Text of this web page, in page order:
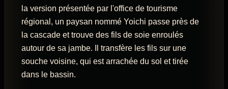
la version présentée par l'office de tourisme
régional, un paysan nommé Yoichi passe près de
la cascade et trouve des fils de soie enroulés
autour de sa jambe. Il transfère les fils sur une
souche voisine, qui est arrachée du sol et tirée
dans le bassin.